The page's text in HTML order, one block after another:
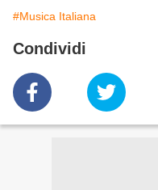
#Musica Italiana
Condividi